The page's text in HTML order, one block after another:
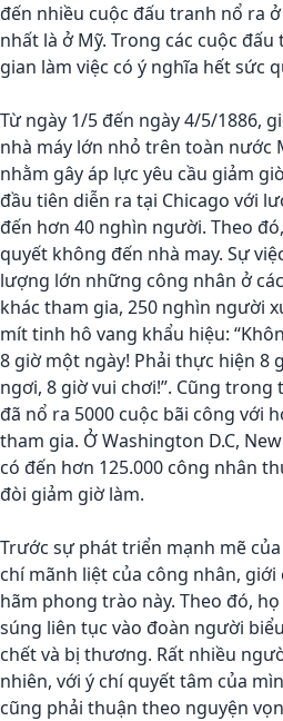
đến nhiều cuộc đấu tranh nổ ra
nhất là ở Mỹ. Trong các cuộc
gian làm việc có ý nghĩa hết sức
Từ ngày 1/5 đến ngày 4/5/1886,
nhà máy lớn nhỏ trên toàn nước
nhằm gây áp lực yêu cầu giảm
đầu tiên diễn ra tại Chicago với
đến hơn 40 nghìn người. Theo
quyết không đến nhà may. Sự
lượng lớn những công nhân ở
khác tham gia, 250 nghìn người
mít tinh hô vang khẩu hiệu:
8 giờ một ngày! Phải thực hiện 8
ngơi, 8 giờ vui chơi!”. Cũng
đã nổ ra 5000 cuộc bãi công với
tham gia. Ở Washington D.C,
có đến hơn 125.000 công nhân
đòi giảm giờ làm.
Trước sự phát triển mạnh mẽ
chí mãnh liệt của công nhân,
hãm phong trào này. Theo đó,
súng liên tục vào đoàn người
chết và bị thương. Rất nhiều
nhiên, với ý chí quyết tâm của
cũng phải thuận theo nguyện